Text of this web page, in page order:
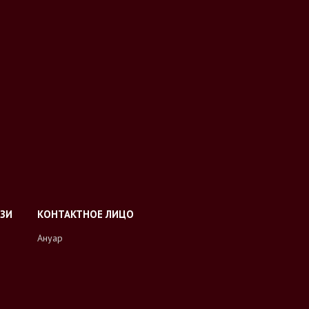
Ануар